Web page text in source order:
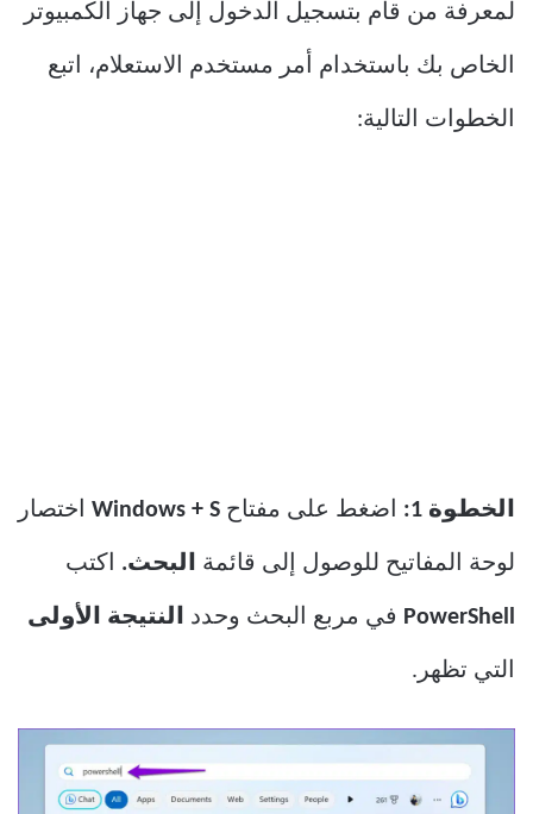
لمعرفة من قام بتسجيل الدخول إلى جهاز الكمبيوتر
الخاص بك باستخدام أمر مستخدم الاستعلام، اتبع
الخطوات التالية:
الخطوة 1: اضغط على مفتاح Windows + S اختصار
لوحة المفاتيح للوصول إلى قائمة البحث. اكتب
PowerShell في مربع البحث وحدد النتيجة الأولى
التي تظهر.